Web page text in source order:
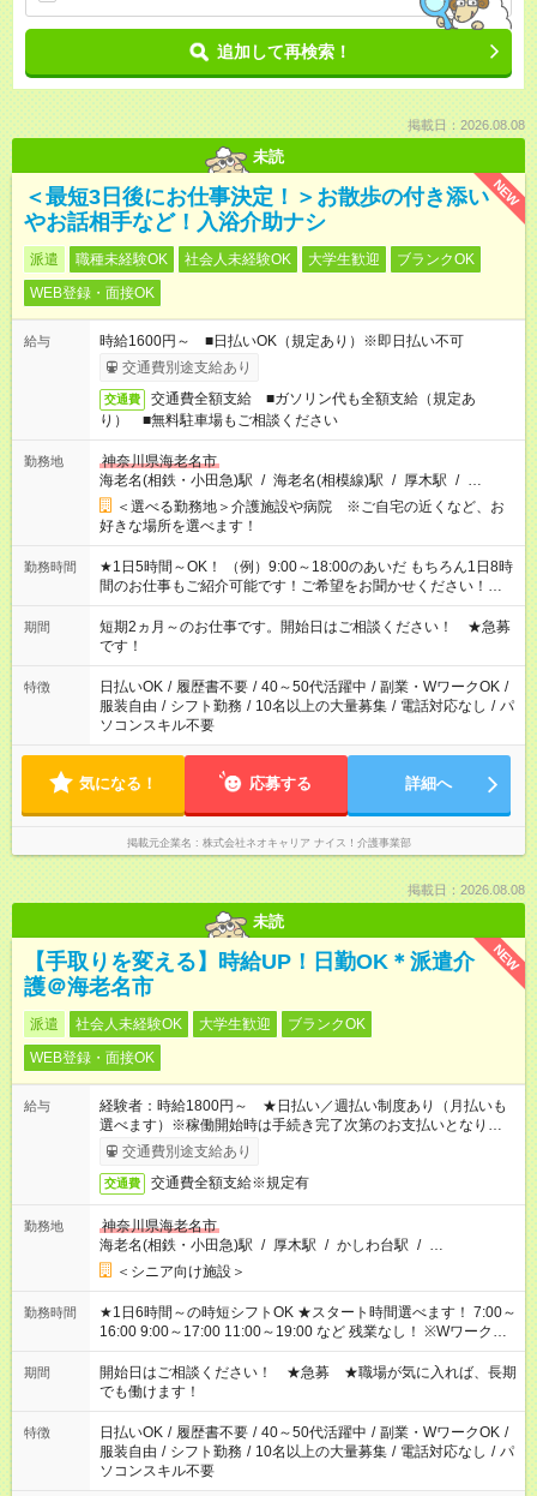
追加して再検索！
掲載日：2026.08.08
未読
NEW
＜最短3日後にお仕事決定！＞お散歩の付き添い
やお話相手など！入浴介助ナシ
派遣 職種未経験OK 社会人未経験OK 大学生歓迎
ブランクOK
WEB登録・面接OK
給与
時給1600円～ ■日払いOK（規定あり）※即日払い不可
交通費別途支給あり
交通費
交通費全額支給 ■ガソリン代も全額支給（規定あ
り） ■無料駐車場もご相談ください
勤務地
神奈川県海老名市
海老名(相鉄・小田急)駅 / 海老名(相模線)駅 / 厚木駅 / …
＜選べる勤務地＞介護施設や病院 ※ご自宅の近くなど、お
好きな場所を選べます！
勤務時間
★1日5時間～OK！ （例）9:00～18:00のあいだ もちろん1日8時
間のお仕事もご紹介可能です！ご希望をお聞かせください！★家
庭の都合でお休みが必要な場合も遠慮なくご相談ください。 ※
週最低15時間以上の勤務が必要です
期間
短期2ヵ月～のお仕事です。開始日はご相談ください！ ★急募
です！
特徴 日払いOK / 履歴書不要 / 40～50代活躍中 / 副業・WワークOK /
服装自由 / シフト勤務 / 10名以上の大量募集 / 電話対応なし / パ
ソコンスキル不要
気になる！ 応募する 詳細へ
掲載元企業名 株式会社ネオキャリア ナイス！介護事業部
掲載日：2026.08.08
未読
NEW
【手取りを変える】時給UP！日勤OK＊派遣介
護＠海老名市
派遣 社会人未経験OK 大学生歓迎
ブランクOK
WEB登録・面接OK
給与
経験者：時給1800円～ ★日払い／週払い制度あり（月払いも
選べます）※稼働開始時は手続き完了次第のお支払いとなりま
す。交通費別途支給あり
交通費 交通費全額支給※規定有
勤務地
神奈川県海老名市
海老名(相鉄・小田急)駅 / 厚木駅 / かしわ台駅 / …
＜シニア向け施設＞
勤務時間
★1日6時間～の時短シフトOK ★スタート時間選べます！ 7:00～
16:00 9:00～17:00 11:00～19:00 など 残業なし！ ※Wワークの
場合、他のお仕事と合わせ週40時間超の就業はご案内できませ
ん ※法令に基づき、週20時間以上勤務は社会保険への加入対象
となります ※労働者派遣法（日雇い派遣の原則禁止）により、
短時間・短期間の就業はご案内が難しい場合があります
期間
開始日はご相談ください！ ★急募 ★職場が気に入れば、長期
でも働けます！
特徴 日払いOK / 履歴書不要 / 40～50代活躍中 / 副業・WワークOK /
服装自由 / シフト勤務 / 10名以上の大量募集 / 電話対応なし / パ
ソコンスキル不要